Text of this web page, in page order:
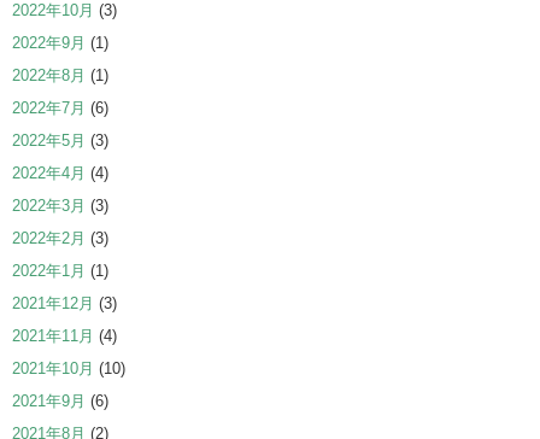
2022年10月 (3)
2022年9月 (1)
2022年8月 (1)
2022年7月 (6)
2022年5月 (3)
2022年4月 (4)
2022年3月 (3)
2022年2月 (3)
2022年1月 (1)
2021年12月 (3)
2021年11月 (4)
2021年10月 (10)
2021年9月 (6)
2021年8月 (2)